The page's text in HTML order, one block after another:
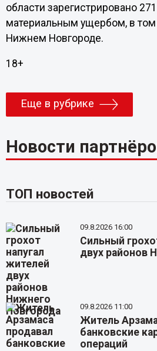
области зарегистрировано
материальным ущербом, в
Нижнем Новгороде.
18+
Еще в рубрике
Новости
ТОП новостей
09.8.2026 16:00
Сильный
двух районов
09.8.2026 11:00
Житель
банковские
операций